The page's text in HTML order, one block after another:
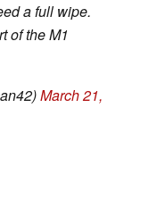
a full wipe.
of the M1
March 21,